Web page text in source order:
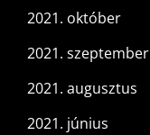
2021. október
2021. szeptember
2021. augusztus
2021. június